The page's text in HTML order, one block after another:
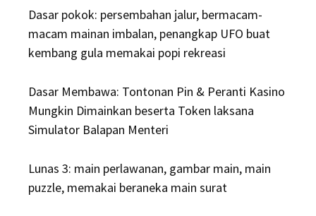
Dasar pokok: persembahan jalur, bermacam-
macam mainan imbalan, penangkap UFO buat
kembang gula memakai popi rekreasi
Dasar Membawa: Tontonan Pin & Peranti Kasino
Mungkin Dimainkan beserta Token laksana
Simulator Balapan Menteri
Lunas 3: main perlawanan, gambar main, main
puzzle, memakai beraneka main surat